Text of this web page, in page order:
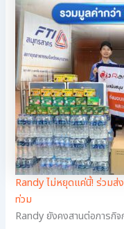
Randy ไม่หยุดแค่นี้! ร่วมส่
ท่วม
Randy ยังคงสานต่อภารกิ